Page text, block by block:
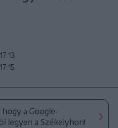
a Google-
legyen a Székelyhon!